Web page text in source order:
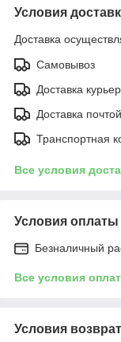
Условия
Доставка
Самовывоз
Доставка
Доставка почтой
Транспортная
Все условия
Условия оплаты
Безналичный
Все условия
Условия